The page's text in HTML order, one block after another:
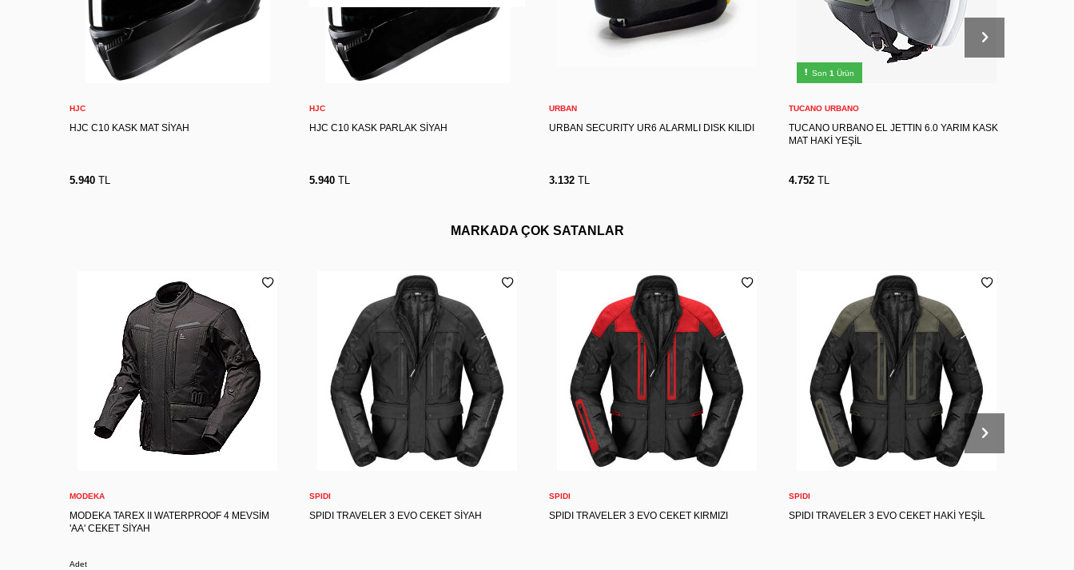
XS S 2XL
HJC
HJC C10 KASK MAT SİYAH
5.940 TL
S
HJC
HJC C10 KASK PARLAK SİYAH
5.940 TL
URBAN
URBAN SECURITY UR6 ALARMLI DISK KILIDI
3.132 TL
Son 1 Ürün
XXL XS
Sepete Ekle
TUCANO URBANO
TUCANO URBANO EL JETTIN 6.0 YARIM KASK
MAT HAKİ YEŞİL
4.752 TL
MARKADA ÇOK SATANLAR
M L
MODEKA
MODEKA TAREX II WATERPROOF 4 MEVSİM
'AA' CEKET SİYAH
Adet
M XL 4XL
SPIDI
SPIDI TRAVELER 3 EVO CEKET SİYAH
M XL 4XL
SPIDI
SPIDI TRAVELER 3 EVO CEKET KIRMIZI
M XL 2XL
SPIDI
SPIDI TRAVELER 3 EVO CEKET HAKİ YEŞİL